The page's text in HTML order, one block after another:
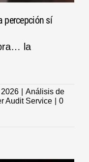
percepción sí
la
Análisis de
Audit Service
0